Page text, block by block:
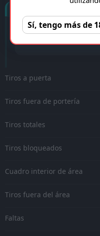
Tiros a puerta
Tiros fuera de portería
Tiros totales
Tiros bloqueados
Cuadro interior de área
Tiros fuera del área
Faltas
Sí, tengo más de